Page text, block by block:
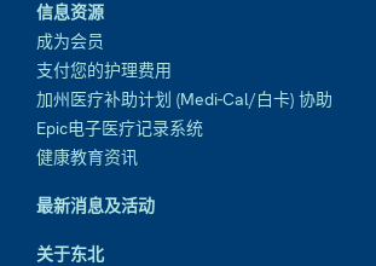
信息资源
成为会员
支付您的护理费用
加州医疗补助计划 (Medi-Cal/白卡) 协助
Epic电子医疗记录系统
健康教育资讯
最新消息及活动
关于东北